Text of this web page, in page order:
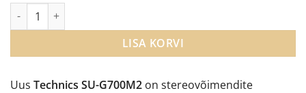
Uus Technics SU-G700M2 on stereovõimendite
Technics SU-G700M2 integreeritud võimendi kogus
LISA KORVI